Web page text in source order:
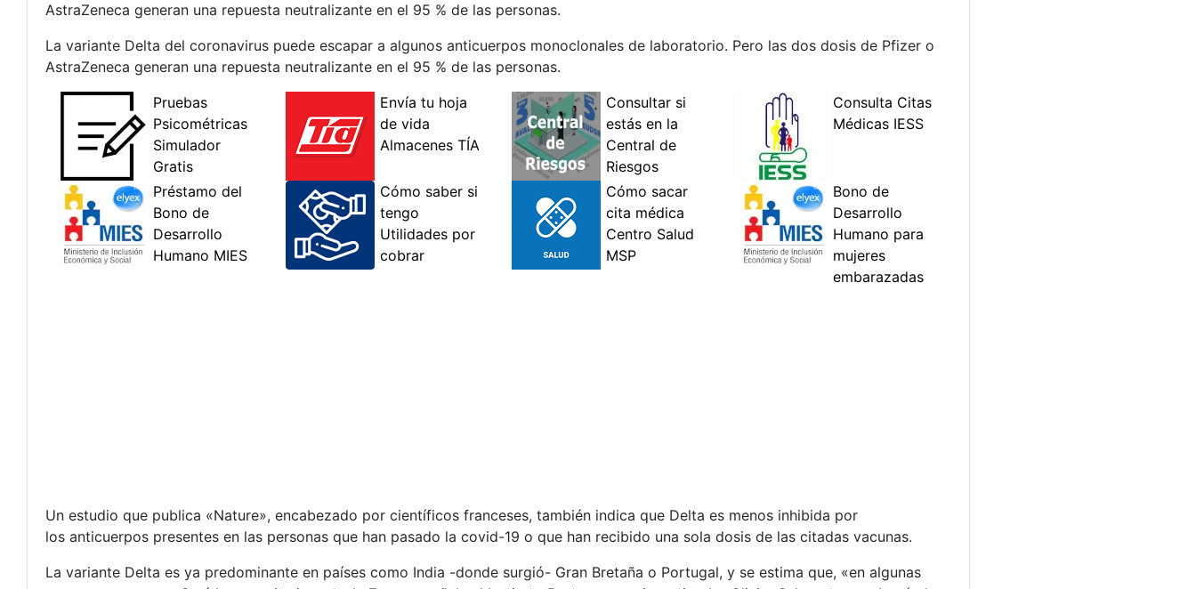
AstraZeneca generan una repuesta neutralizante en el 95 % de las personas.
La variante Delta del coronavirus puede escapar a algunos anticuerpos monoclonales de laboratorio. Pero las dos dosis de Pfizer o
AstraZeneca generan una repuesta neutralizante en el 95 % de las personas.
Un estudio que publica «Nature», encabezado por científicos franceses, también indica que Delta es menos inhibida por
los anticuerpos presentes en las personas que han pasado la covid-19 o que han recibido una sola dosis de las citadas vacunas.
La variante Delta es ya predominante en países como India -donde surgió- Gran Bretaña o Portugal, y se estima que, «en algunas